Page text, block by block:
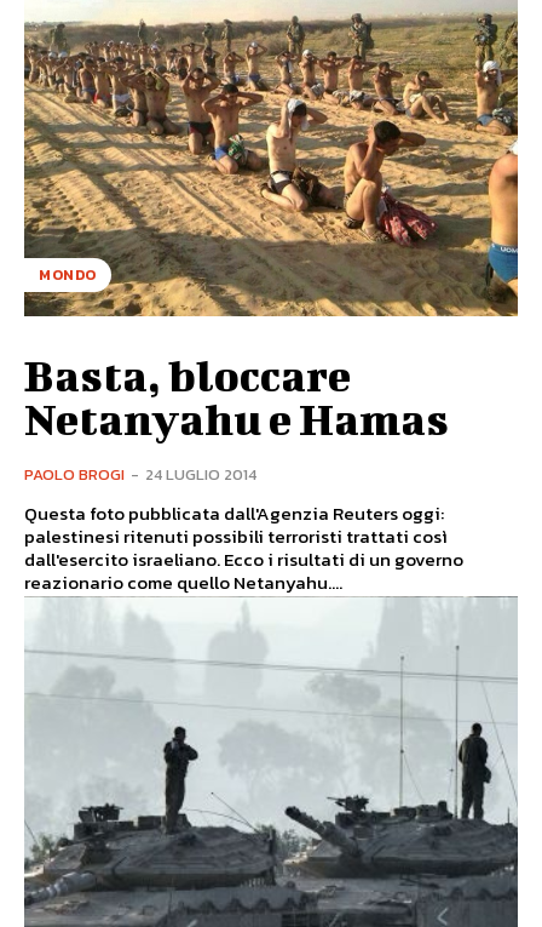
MONDO
Basta, bloccare
Netanyahu e Hamas
PAOLO BROGI - 24 LUGLIO 2014
Questa foto pubblicata dall'Agenzia Reuters oggi:
palestinesi ritenuti possibili terroristi trattati così
dall'esercito israeliano. Ecco i risultati di un governo
reazionario come quello Netanyahu....